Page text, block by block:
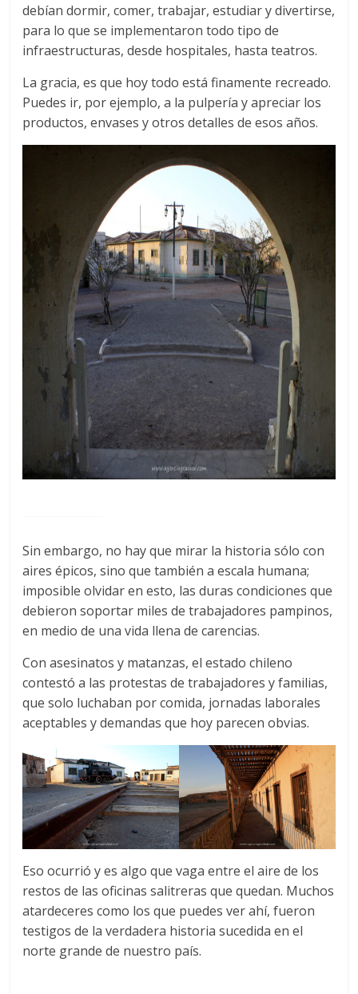
debían dormir, comer, trabajar, estudiar y divertirse,
para lo que se implementaron todo tipo de
infraestructuras, desde hospitales, hasta teatros.
La gracia, es que hoy todo está finamente recreado.
Puedes ir, por ejemplo, a la pulpería y apreciar los
productos, envases y otros detalles de esos años.
Sin embargo, no hay que mirar la historia sólo con
aires épicos, sino que también a escala humana;
imposible olvidar en esto, las duras condiciones que
debieron soportar miles de trabajadores pampinos,
en medio de una vida llena de carencias.
Con asesinatos y matanzas, el estado chileno
contestó a las protestas de trabajadores y familias,
que solo luchaban por comida, jornadas laborales
aceptables y demandas que hoy parecen obvias.
Eso ocurrió y es algo que vaga entre el aire de los
restos de las oficinas salitreras que quedan. Muchos
atardeceres como los que puedes ver ahí, fueron
testigos de la verdadera historia sucedida en el
norte grande de nuestro país.